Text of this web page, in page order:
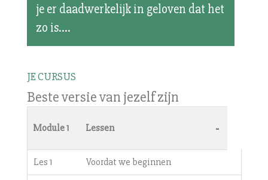
je er daadwerkelijk in geloven dat het
zo is....
JE CURSUS
Beste versie van jezelf zijn
Module 1 Lessen -
Les 1 Voordat we beginnen